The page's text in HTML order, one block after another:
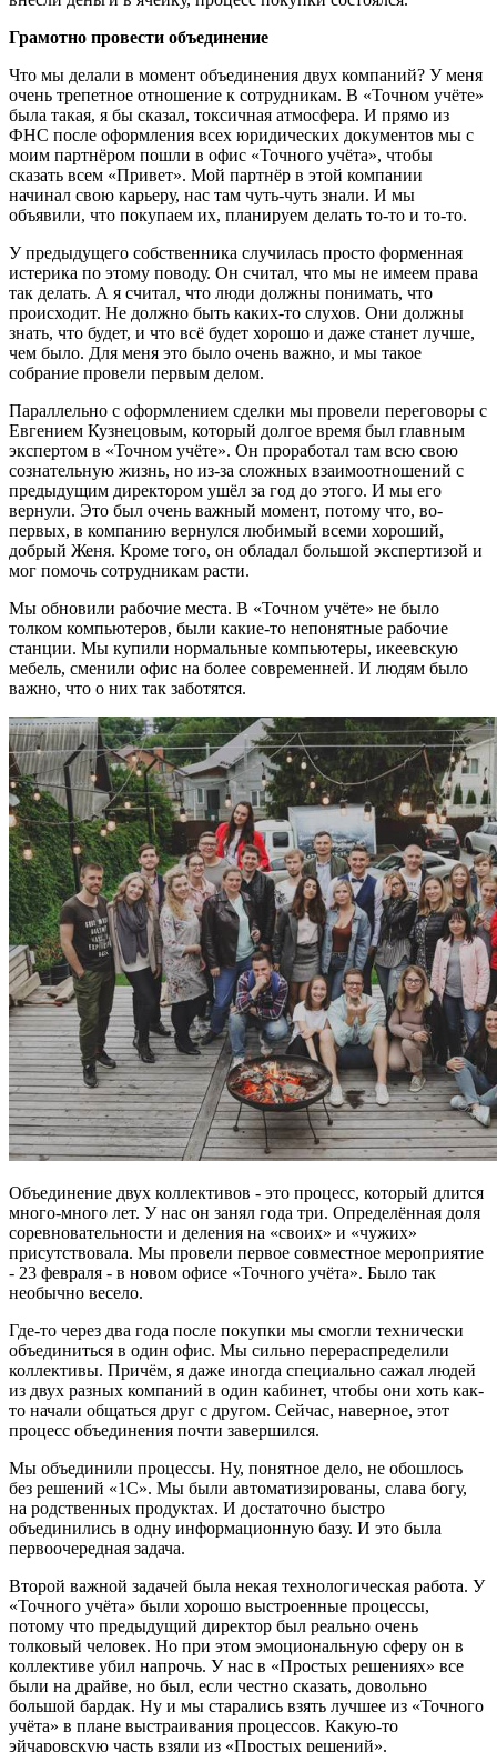
Грамотно провести объединение
Что мы делали в момент объединения двух компаний? У меня
очень трепетное отношение к сотрудникам. В «Точном учёте»
была такая, я бы сказал, токсичная атмосфера. И прямо из
ФНС после оформления всех юридических документов мы с
моим партнёром пошли в офис «Точного учёта», чтобы
сказать всем «Привет». Мой партнёр в этой компании
начинал свою карьеру, нас там чуть-чуть знали. И мы
объявили, что покупаем их, планируем делать то-то и то-то.
У предыдущего собственника случилась просто форменная
истерика по этому поводу. Он считал, что мы не имеем права
так делать. А я считал, что люди должны понимать, что
происходит. Не должно быть каких-то слухов. Они должны
знать, что будет, и что всё будет хорошо и даже станет лучше,
чем было. Для меня это было очень важно, и мы такое
собрание провели первым делом.
Параллельно с оформлением сделки мы провели переговоры с
Евгением Кузнецовым, который долгое время был главным
экспертом в «Точном учёте». Он проработал там всю свою
сознательную жизнь, но из-за сложных взаимоотношений с
предыдущим директором ушёл за год до этого. И мы его
вернули. Это был очень важный момент, потому что, во-
первых, в компанию вернулся любимый всеми хороший,
добрый Женя. Кроме того, он обладал большой экспертизой и
мог помочь сотрудникам расти.
Мы обновили рабочие места. В «Точном учёте» не было
толком компьютеров, были какие-то непонятные рабочие
станции. Мы купили нормальные компьютеры, икеевскую
мебель, сменили офис на более современней. И людям было
важно, что о них так заботятся.
Объединение двух коллективов - это процесс, который длится
много-много лет. У нас он занял года три. Определённая доля
соревновательности и деления на «своих» и «чужих»
присутствовала. Мы провели первое совместное мероприятие
- 23 февраля - в новом офисе «Точного учёта». Было так
необычно весело.
Где-то через два года после покупки мы смогли технически
объединиться в один офис. Мы сильно перераспределили
коллективы. Причём, я даже иногда специально сажал людей
из двух разных компаний в один кабинет, чтобы они хоть как-
то начали общаться друг с другом. Сейчас, наверное, этот
процесс объединения почти завершился.
Мы объединили процессы. Ну, понятное дело, не обошлось
без решений «1С». Мы были автоматизированы, слава богу,
на родственных продуктах. И достаточно быстро
объединились в одну информационную базу. И это была
первоочередная задача.
Второй важной задачей была некая технологическая работа. У
«Точного учёта» были хорошо выстроенные процессы,
потому что предыдущий директор был реально очень
толковый человек. Но при этом эмоциональную сферу он в
коллективе убил напрочь. У нас в «Простых решениях» все
были на драйве, но был, если честно сказать, довольно
большой бардак. Ну и мы старались взять лучшее из «Точного
учёта» в плане выстраивания процессов. Какую-то
эйчаровскую часть взяли из «Простых решений».